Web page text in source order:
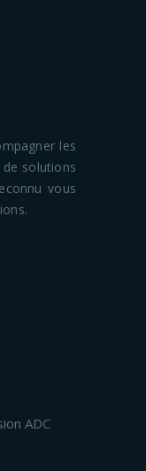
les
de solutions
vous
ADC